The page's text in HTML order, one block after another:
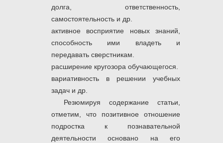
долга, ответственность,
самостоятельность и др.
активное восприятие новых знаний,
способность ими владеть и
передавать сверстникам.
расширение кругозора обучающегося.
вариативность в решении учебных
задач и др.
Резюмируя содержание статьи,
отметим, что позитивное отношение
подростка к познавательной
деятельности основано на его